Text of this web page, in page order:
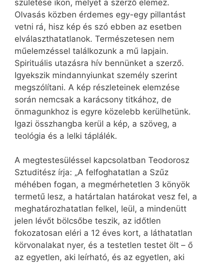
születése ikon, melyet a szerző elemez.
Olvasás közben érdemes egy-egy pillantást
vetni rá, hisz kép és szó ebben az esetben
elválaszthatatlanok. Természetesen nem
műelemzéssel találkozunk a mű lapjain.
Spirituális utazásra hív bennünket a szerző.
Igyekszik mindannyiunkat személy szerint
megszólítani. A kép részleteinek elemzése
során nemcsak a karácsony titkához, de
önmagunkhoz is egyre közelebb kerülhetünk.
Igazi összhangba kerül a kép, a szöveg, a
teológia és a lelki táplálék.
A megtestesüléssel kapcsolatban Teodorosz
Sztuditész írja: „A felfoghatatlan a Szűz
méhében fogan, a megmérhetetlen 3 könyök
termetű lesz, a határtalan határokat vesz fel, a
meghatározhatatlan felkel, leül, a mindenütt
jelen lévőt bölcsőbe teszik, az időtlen
fokozatosan eléri a 12 éves kort, a láthatatlan
körvonalakat nyer, és a testetlen testet ölt – ő
az egyetlen, aki leírható, és az egyetlen, aki